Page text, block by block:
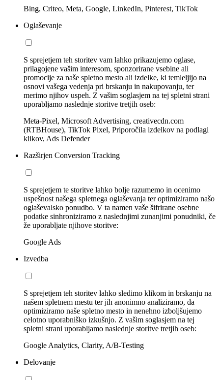
Bing, Criteo, Meta, Google, LinkedIn, Pinterest, TikTok
Oglaševanje
S sprejetjem teh storitev vam lahko prikazujemo oglase,
prilagojene vašim interesom, sponzorirane vsebine ali
promocije za naše spletno mesto ali izdelke, ki temleljijo na
osnovi vašega vedenja pri brskanju in nakupovanju, ter
merimo njihov uspeh. Z vašim soglasjem na tej spletni strani
uporabljamo naslednje storitve tretjih oseb:
Meta-Pixel, Microsoft Advertising, creativecdn.com
(RTBHouse), TikTok Pixel, Priporočila izdelkov na podlagi
klikov, Ads Defender
Razširjen Conversion Tracking
S sprejetjem te storitve lahko bolje razumemo in ocenimo
uspešnost našega spletnega oglaševanja ter optimiziramo našo
oglaševalsko ponudbo. V ta namen vaše šifrirane osebne
podatke sinhroniziramo z naslednjimi zunanjimi ponudniki, če
že uporabljate njihove storitve:
Google Ads
Izvedba
S sprejetjem teh storitev lahko sledimo klikom in brskanju na
našem spletnem mestu ter jih anonimno analiziramo, da
optimiziramo naše spletno mesto in nenehno izboljšujemo
celotno uporabniško izkušnjo. Z vašim soglasjem na tej
spletni strani uporabljamo naslednje storitve tretjih oseb:
Google Analytics, Clarity, A/B-Testing
Delovanje